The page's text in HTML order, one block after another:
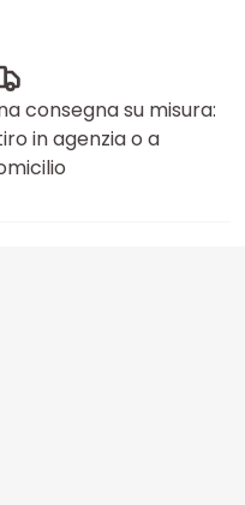
consegna su misura:
in agenzia o a